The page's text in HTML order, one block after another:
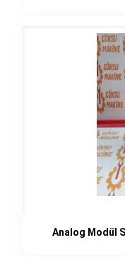
Analog Modül